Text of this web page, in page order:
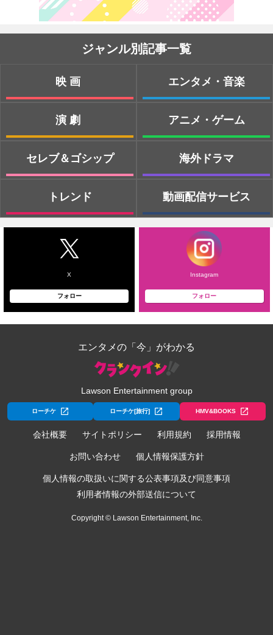
ジャンル別記事一覧
映画
演劇
セレブ＆ゴシップ
トレンド
エンタメ・音楽
アニメ・ゲーム
海外ドラマ
動画配信サービス
X
フォロー
Instagram
フォロー
エンタメの「今」がわかる
Lawson Entertainment group
ローチケ ローチケ[旅行] HMV&BOOKS
会社概要 サイトポリシー 利用規約 採用情報
お問い合わせ 個人情報保護方針
個人情報の取扱いに関する公表事項及び同意事項
利用者情報の外部送信について
Copyright © Lawson Entertainment, Inc.